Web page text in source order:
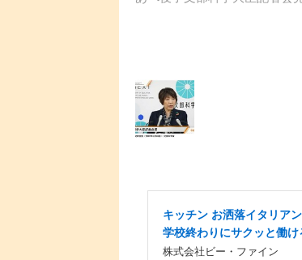
キッチン お洒落イタリア
学校終わりにサクッと働け
株式会社ビー・ファイン